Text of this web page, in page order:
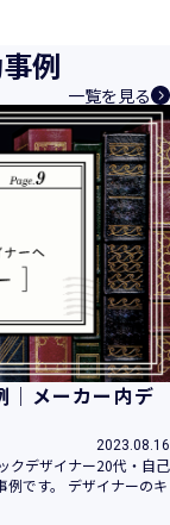
情報などを、人
ービス、その
「就業の機会の
報及び特定個人
から当社にとっ
責務であると同
企業の社会的責
護理念と自ら定
認識し、本人の
守致します。
人情報保護マネ
の動向、社会的
ながら、その継
こに宣言致しま
・利用及び提供
範囲を超えた個
の措置を講じ
例
一覧を見る
｜メーカー内デ
2023.08.16
クデザイナー20代・自己
です。 デザイナーのキ